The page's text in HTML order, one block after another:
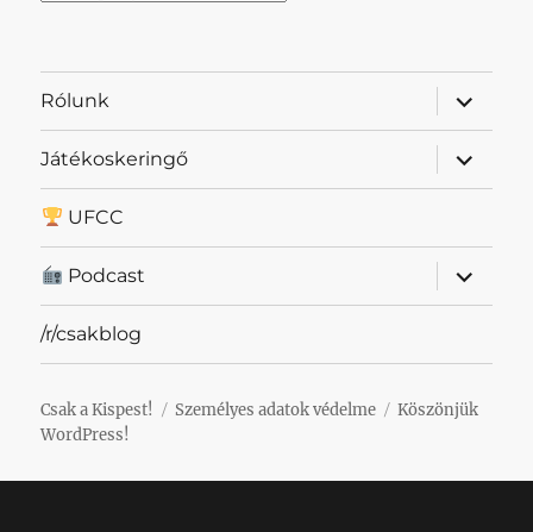
Rólunk
almenü
Játékoskeringő
almenü
UFCC
Podcast
almenü
/r/csakblog
Csak a Kispest! Személyes adatok védelme
Köszönjük
WordPress!